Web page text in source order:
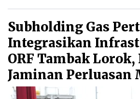
Subholding Gas
Integrasikan
ORF Tambak
Jaminan Perluasan
Gas Bumi di Jawa